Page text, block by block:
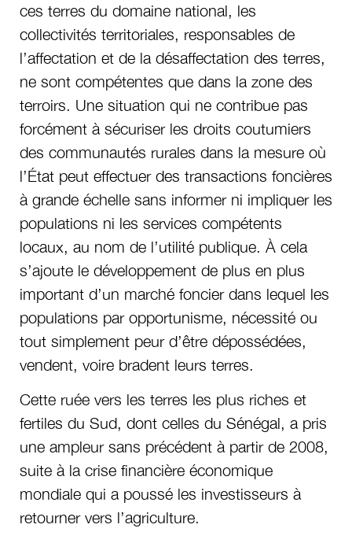
ces terres du domaine national, les
collectivités territoriales, responsables de
l’affectation et de la désaffectation des terres,
ne sont compétentes que dans la zone des
terroirs. Une situation qui ne contribue pas
forcément à sécuriser les droits coutumiers
des communautés rurales dans la mesure où
l’État peut effectuer des transactions foncières
à grande échelle sans informer ni impliquer les
populations ni les services compétents
locaux, au nom de l’utilité publique. À cela
s’ajoute le développement de plus en plus
important d’un marché foncier dans lequel les
populations par opportunisme, nécessité ou
tout simplement peur d’être dépossédées,
vendent, voire bradent leurs terres.
Cette ruée vers les terres les plus riches et
fertiles du Sud, dont celles du Sénégal, a pris
une ampleur sans précédent à partir de 2008,
suite à la crise financière économique
mondiale qui a poussé les investisseurs à
retourner vers l’agriculture.